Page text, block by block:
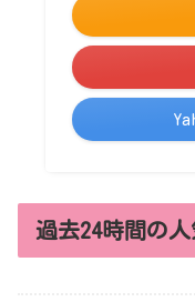
過去24時間の人